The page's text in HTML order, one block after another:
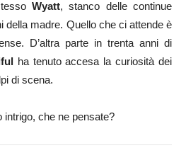
Wyatt, stanco delle continue
della madre. Quello che ci attende è
D’altra parte in trenta anni di
ha tenuto accesa la curiosità dei
di scena.
che ne pensate?